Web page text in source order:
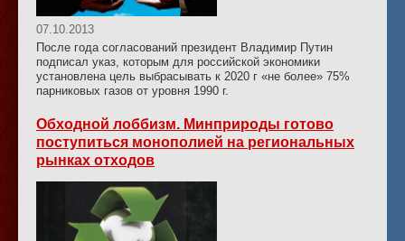
07.10.2013
После года согласований президент Владимир Путин
подписал указ, которым для российской экономики
установлена цель выбрасывать к 2020 г «не более» 75%
парниковых газов от уровня 1990 г.
Обходной лоббизм. Минприроды готово
поступиться монополией на региональных
рынках отходов